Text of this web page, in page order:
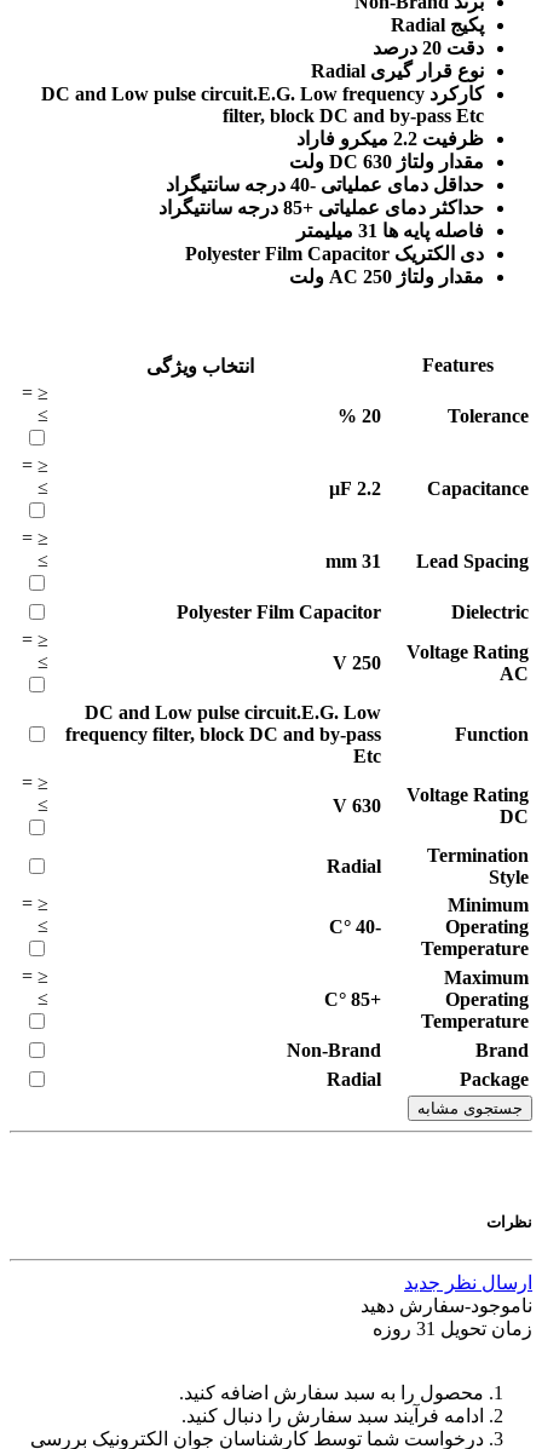
پکیج Radial
دقت 20 درصد
نوع قرار گیری Radial
کارکرد DC and Low pulse circuit.E.G. Low frequency
filter, block DC and by-pass Etc
ظرفیت 2.2 میکرو فاراد
مقدار ولتاژ DC 630 ولت
حداقل دمای عملیاتی -40 درجه سانتیگراد
حداکثر دمای عملیاتی +85 درجه سانتیگراد
فاصله پایه ها 31 میلیمتر
دی الکتریک Polyester Film Capacitor
مقدار ولتاژ AC 250 ولت
Features انتخاب ویژگی
Tolerance
20
%
≤
=
≥
Capacitance
2.2
µF
≤
=
≥
Lead Spacing
31
mm
≤
=
≥
Dielectric
Polyester Film Capacitor
Voltage Rating
AC
250
V
≤
=
≥
Function
DC and Low pulse circuit.E.G. Low
frequency filter, block DC and by-pass
Etc
Voltage Rating
DC
630
V
≤
=
≥
Termination
Style
Radial
Minimum
Operating
Temperature
-40
°C
≤
=
≥
Maximum
Operating
Temperature
+85
°C
≤
=
≥
Brand
Non-Brand
Package
Radial
جستجوی مشابه
نظرات
ارسال نظر جدید
ناموجود-سفارش دهید
زمان تحویل 31 روزه
محصول را به سبد سفارش اضافه کنید.
ادامه فرآیند سبد سفارش را دنبال کنید.
درخواست شما توسط کارشناسان جوان الکترونیک بررسی